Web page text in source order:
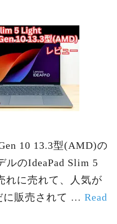
10 13.3型(AMD)の
ルのIdeaPad Slim 5
れに売れて、人気が
に販売されて … Read